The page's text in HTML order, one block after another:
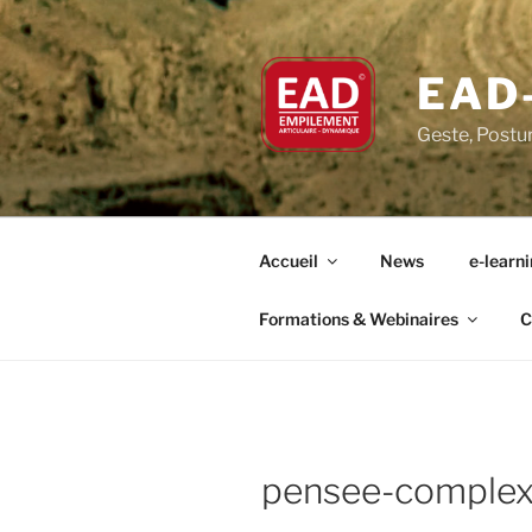
Aller
au
contenu
principal
Geste,
Accueil News e-
Formations & Webinaires
pensee-